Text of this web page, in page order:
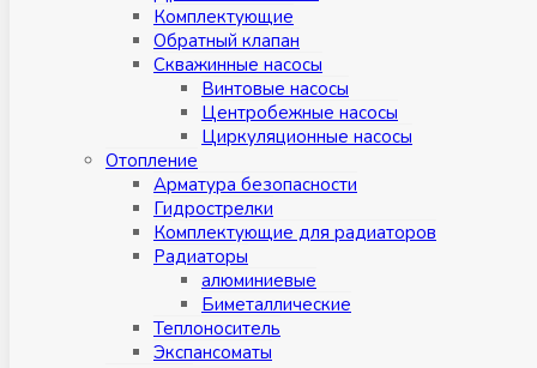
Комплектующие
Обратный клапан
Скважинные насосы
Винтовые насосы
Центробежные насосы
Циркуляционные насосы
Отопление
Арматура безопасности
Гидрострелки
Комплектующие для радиаторов
Радиаторы
алюминиевые
Биметаллические
Теплоноситель
Экспансоматы